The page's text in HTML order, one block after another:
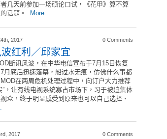
几天前参加一场硕论口试，《花甲》算不算
话题。
More...
2017 0 Comments
红利／邱家宜
断讯风波，在中华电信宣布于7月15日恢复
月底后迅速落幕，船过水无痕，仿佛什么事都
在两周危机处理过程中，向订户大力推荐
”，让有线电视系统寡占市场下，习于被迫集体
众，终于明显感受到原来也可以自己选择、
2017 0 Comments